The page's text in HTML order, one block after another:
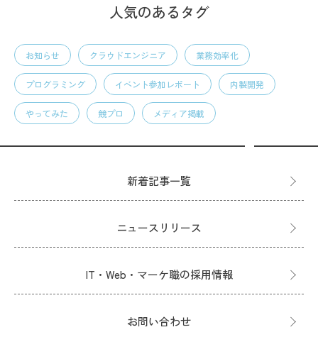
人気のあるタグ
お知らせ クラウドエンジニア 業務効率化
プログラミング イベント参加レポート 内製開発
やってみた 競プロ メディア掲載
新着記事一覧
ニュースリリース
IT・Web・マーケ職の採用情報
お問い合わせ